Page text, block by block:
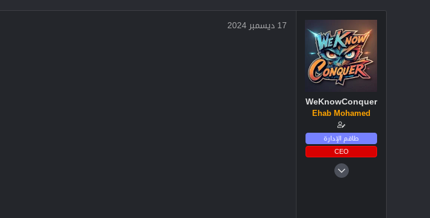
WeKnowConquer
Ehab Mohamed
طاقم الإدارة
CEO
17 ديسمبر 2024